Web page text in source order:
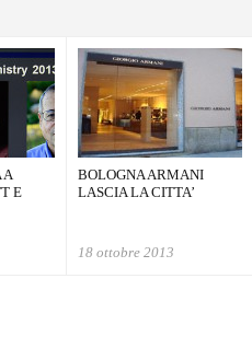
A
E
BOLOGNA ARMANI
LASCIA LA CITTA’
18 ottobre 2013